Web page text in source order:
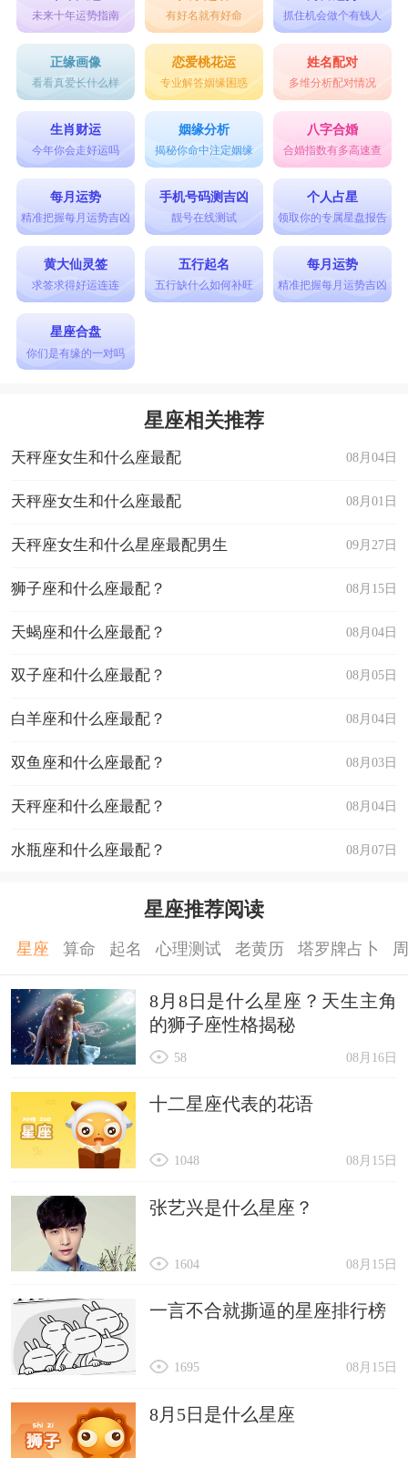
双鱼座
双鱼座
要分手大多会选择直接说：我们还是分
手吧，性格不合适，在一起互相折磨。然后对方再
问什么就简单回答一下，然后等他明白自己的想法
并非在耍脾气以后，就算是分手成功了，把联系方
式全部删掉，QQ什么都黑名单，以后再不来往，
免得纠缠不清，对大家以后都不好。
星座乐原创文章，转载需注明出处
未来十年运势指南 有好名就有好命 抓住机会做个有钱人
正缘画像
看看真爱长什么样
恋爱桃花运
专业解答姻缘困惑
姓名配对
多维分析配对情况
生肖财运
今年你会走好运吗
姻缘分析
揭秘你命中注定姻缘
八字合婚
合婚指数有多高速查
每月运势
精准把握每月运势吉凶
手机号码测吉凶
靓号在线测试
个人占星
领取你的专属星盘报告
黄大仙灵签
求签求得好运连连
五行起名
五行缺什么如何补旺
每月运势
精准把握每月运势吉凶
星座合盘
你们是有缘的一对吗
星座相关推荐
08月04日
天秤座女生和什么座最配
08月01日
天秤座女生和什么座最配
09月27日
天秤座女生和什么星座最配男生
08月15日
狮子座和什么座最配？
08月04日
天蝎座和什么座最配？
08月05日
双子座和什么座最配？
08月04日
白羊座和什么座最配？
08月03日
双鱼座和什么座最配？
08月04日
天秤座和什么座最配？
08月07日
水瓶座和什么座最配？
星座推荐阅读
星座 算命 起名 心理测试 老黄历 塔罗牌占卜
8月8日是什么星座？天生主角
的狮子座性格揭秘
08月16日
58
十二星座代表的花语
08月15日
1048
张艺兴是什么星座？
08月15日
1604
一言不合就撕逼的星座排行榜
08月15日
1695
8月5日是什么星座